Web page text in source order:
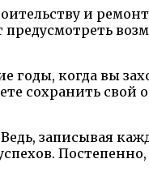
и
предусмотреть
когда вы
сохранить свой
записывая
Постепенно,